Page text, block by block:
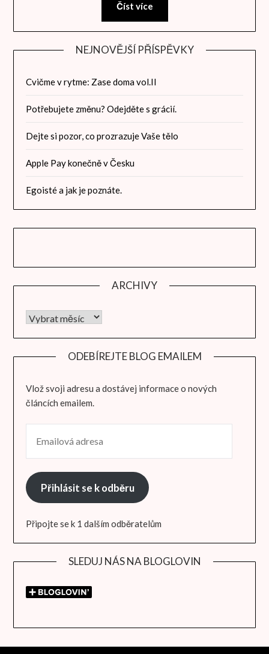
Číst více
NEJNOVĚJŠÍ PŘÍSPĚVKY
Cvičme v rytme: Zase doma vol.II
Potřebujete změnu? Odejděte s grácií.
Dejte si pozor, co prozrazuje Vaše tělo
Apple Pay konečně v Česku
Egoisté a jak je poznáte.
ARCHIVY
Archivy
ODEBÍREJTE BLOG EMAILEM
Vlož svoji adresu a dostávej informace o nových
článcích emailem.
Přihlásit se k odběru
Připojte se k 1 dalším odběratelům
SLEDUJ NÁS NA BLOGLOVIN